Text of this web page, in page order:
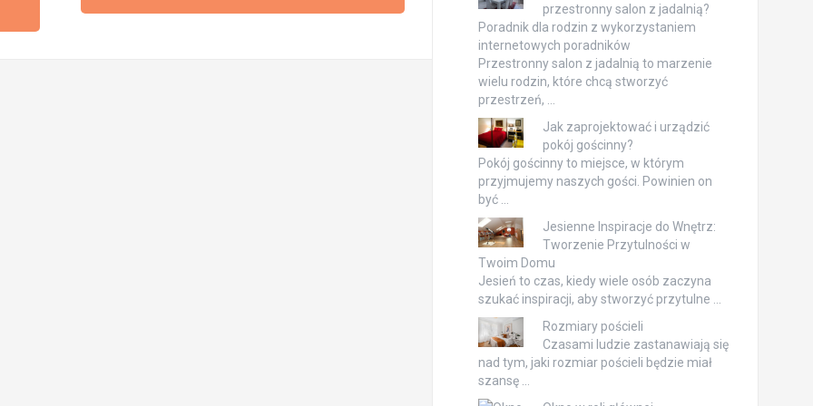
przestronny salon z jadalnią?
Poradnik dla rodzin z wykorzystaniem
internetowych poradników
Przestronny salon z jadalnią to marzenie
wielu rodzin, które chcą stworzyć
przestrzeń, …
Jak zaprojektować i urządzić
pokój gościnny?
Pokój gościnny to miejsce, w którym
przyjmujemy naszych gości. Powinien on
być …
Jesienne Inspiracje do Wnętrz:
Tworzenie Przytulności w
Twoim Domu
Jesień to czas, kiedy wiele osób zaczyna
szukać inspiracji, aby stworzyć przytulne …
Rozmiary pościeli
Czasami ludzie zastanawiają się
nad tym, jaki rozmiar pościeli będzie miał
szansę …